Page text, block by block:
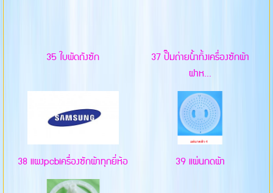
35 ใบพัดถังซัก
37 ปั๊มถ่ายน้ำทิ้งเครื่องซักผ้า
ฝาห...
38 แผงpcbเครื่องซักผ้าทุกยี่ห้อ 39 แผ่นกดผ้า